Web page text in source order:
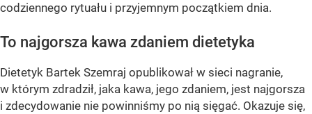
codziennego rytuału i przyjemnym początkiem dnia.
To najgorsza kawa zdaniem dietetyka
Dietetyk Bartek Szemraj opublikował w sieci nagranie,
w którym zdradził, jaka kawa, jego zdaniem, jest najgorsza
i zdecydowanie nie powinniśmy po nią sięgać. Okazuje się,